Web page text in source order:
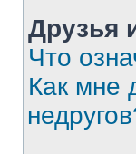
Друзья
Что
Как мне